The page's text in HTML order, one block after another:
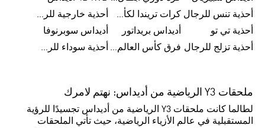
أحذية تنس للرجال
كرات تريندا لكأس العالم FIFA 26™
أحذية خارجية للرجال
أحذية تي تو
أديداس بريداتور
أديداس سوبرنوفا
أحذية تزلج للرجال
فرق كأس العالم FIFA 26™ أحذية سوداء للرجال
ملحقات Y3 الرياضية من أديداس: نهتم لامرك
لطالما كانت ملحقات Y3 الرياضية من أديداس تجسيدًا للرؤية
المستقبلية في عالم الأزياء الرياضية، حيث تأتي الملحقات